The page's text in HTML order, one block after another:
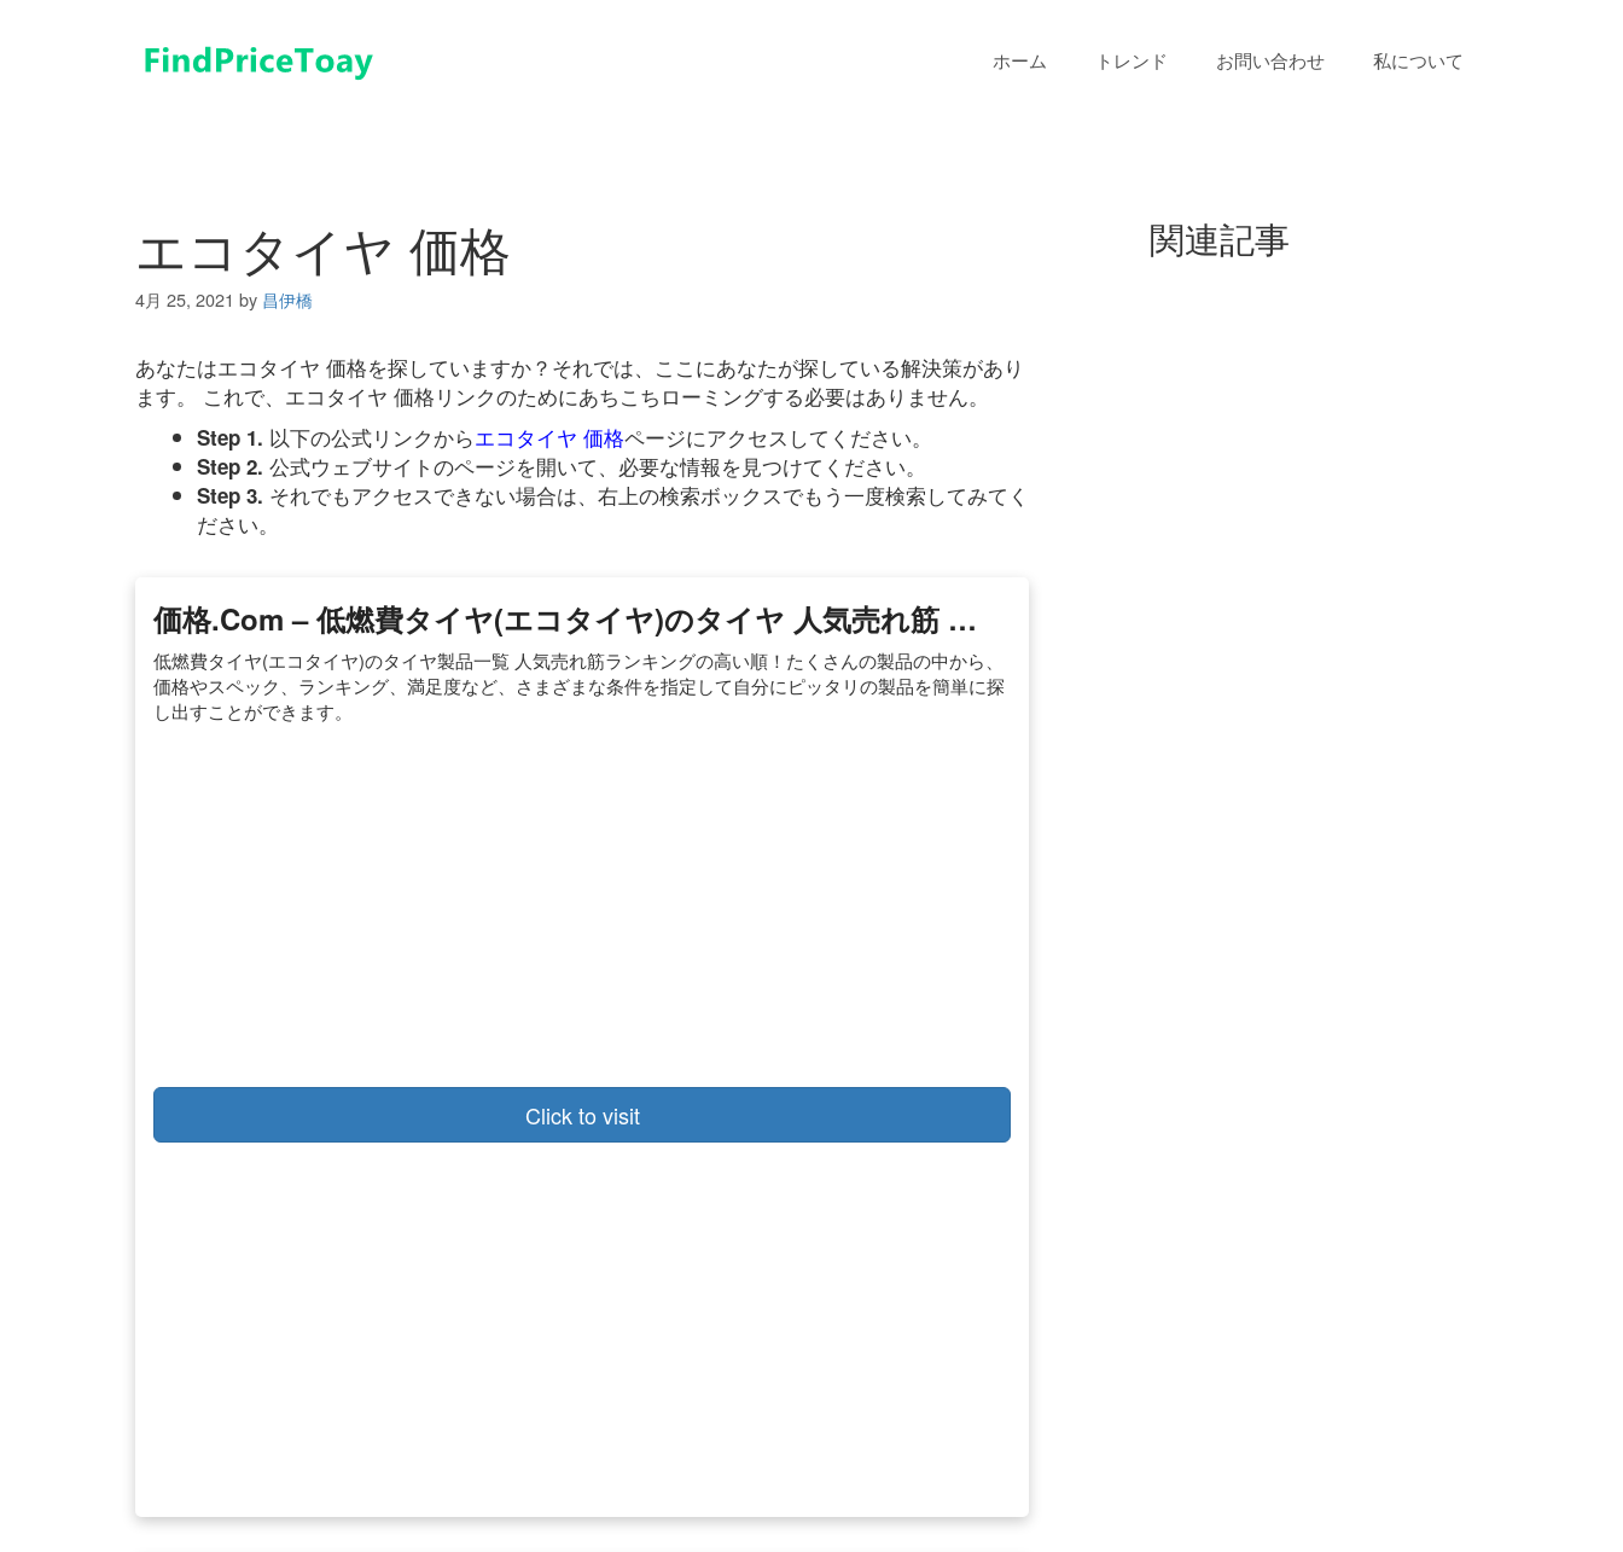
ホーム トレンド お問い合わせ 私について
エコタイヤ 価格
4月 25, 2021 by 昌伊橋
あなたはエコタイヤ 価格を探していますか？それでは、ここにあなたが探している解決策があり
ます。 これで、エコタイヤ 価格リンクのためにあちこちローミングする必要はありません。
Step 1. 以下の公式リンクからエコタイヤ 価格ページにアクセスしてください。
Step 2. 公式ウェブサイトのページを開いて、必要な情報を見つけてください。
Step 3. それでもアクセスできない場合は、右上の検索ボックスでもう一度検索してみてく
ださい。
価格.com – 低燃費タイヤ(エコタイヤ)のタイヤ 人気売れ筋 …
低燃費タイヤ(エコタイヤ)のタイヤ製品一覧 人気売れ筋ランキングの高い順！たくさんの製品の中から、
価格やスペック、ランキング、満足度など、さまざまな条件を指定して自分にピッタリの製品を簡単に探
し出すことができます。
Click to visit
関連記事